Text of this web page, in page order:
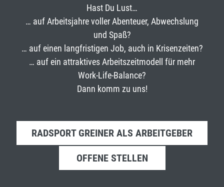
Hast Du Lust…
… auf Arbeitsjahre voller Abenteuer, Abwechslung
und Spaß?
… auf einen langfristigen Job, auch in Krisenzeiten?
… auf ein attraktives Arbeitszeitmodell für mehr
Work-Life-Balance?
Dann komm zu uns!
RADSPORT GREINER ALS ARBEITGEBER
OFFENE STELLEN